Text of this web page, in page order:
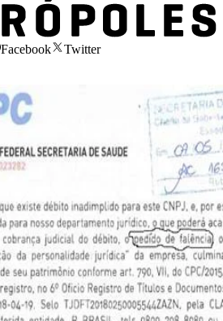
Facebook
Twitter